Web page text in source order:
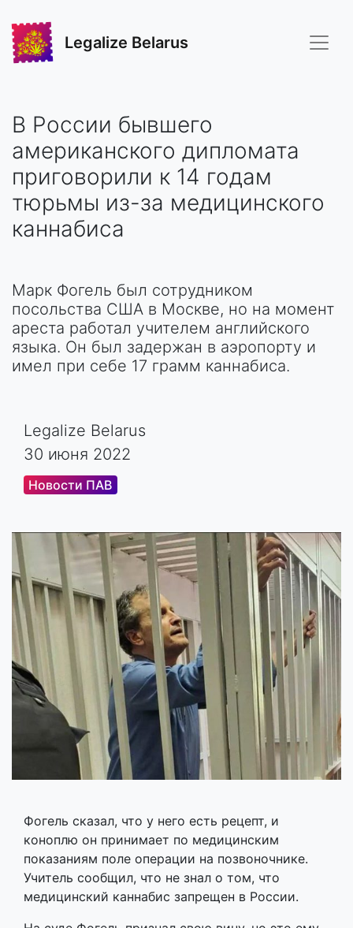
Legalize Belarus
В России бывшего
американского дипломата
приговорили к 14 годам
тюрьмы из-за медицинского
каннабиса
Марк Фогель был сотрудником
посольства США в Москве, но на момент
ареста работал учителем английского
языка. Он был задержан в аэропорту и
имел при себе 17 грамм каннабиса.
Legalize Belarus
30 июня 2022
Новости ПАВ
Фогель сказал, что у него есть рецепт, и
коноплю он принимает по медицинским
показаниям поле операции на позвоночнике.
Учитель сообщил, что не знал о том, что
медицинский каннабис запрещен в России.